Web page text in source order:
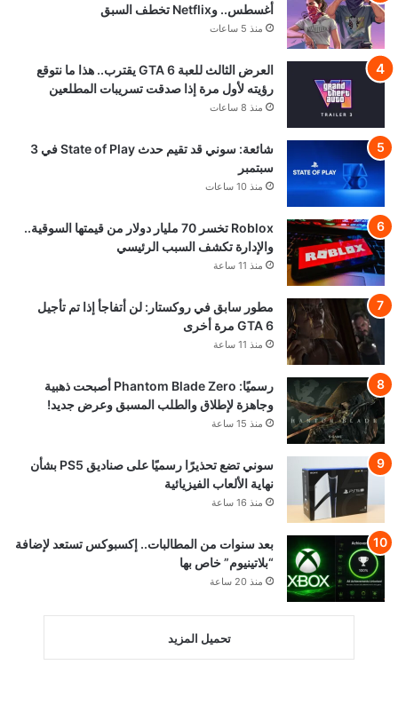
أغسطس.. وNetflix تخطف السبق
منذ 5 ساعات
العرض الثالث للعبة GTA 6 يقترب.. هذا ما نتوقع
رؤيته لأول مرة إذا صدقت تسريبات المطلعين
منذ 8 ساعات
شائعة: سوني قد تقيم حدث State of Play في 3
سبتمبر
منذ 10 ساعات
Roblox تخسر 70 مليار دولار من قيمتها السوقية..
والإدارة تكشف السبب الرئيسي
منذ 11 ساعة
مطور سابق في روكستار: لن أتفاجأ إذا تم تأجيل
GTA 6 مرة أخرى
منذ 11 ساعة
رسميًا: Phantom Blade Zero أصبحت ذهبية
وجاهزة لإطلاق والطلب المسبق وعرض جديد!
منذ 15 ساعة
سوني تضع تحذيرًا رسميًا على صناديق PS5 بشأن
نهاية الألعاب الفيزيائية
منذ 16 ساعة
بعد سنوات من المطالبات.. إكسبوكس تستعد لإضافة
“بلاتينيوم” خاص بها
منذ 20 ساعة
تحميل المزيد